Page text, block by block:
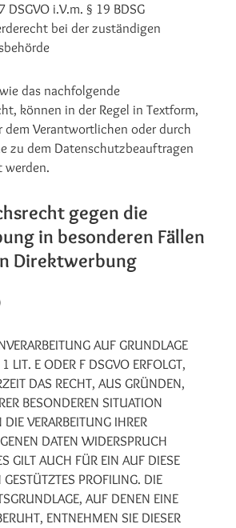
DSGVO i.V.m. § 19 BDSG
bei der zuständigen
das nachfolgende
können in der Regel in Textform,
dem Verantwortlichen oder durch
zu dem Datenschutzbeauftragen
werden.
gegen die
in besonderen Fällen
Direktwerbung
AUF GRUNDLAGE
LIT. E ODER F DSGVO ERFOLGT,
DAS RECHT, AUS GRÜNDEN,
BESONDEREN SITUATION
DIE VERARBEITUNG IHRER
DATEN WIDERSPRUCH
GILT AUCH FÜR EIN AUF DIESE
PROFILING. DIE
AUF DENEN EINE
ENTNEHMEN SIE DIESER